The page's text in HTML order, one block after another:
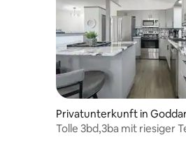
Privatunterkunft in
Tolle 3bd,3ba mit riesiger